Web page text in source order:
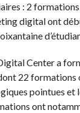
: 2
digital ont
Center a
22 formations
pointues et
ont